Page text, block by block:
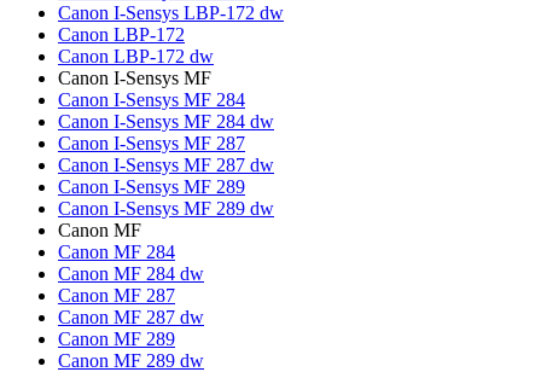
Canon I-Sensys LBP-172 dw
Canon LBP-172
Canon LBP-172 dw
Canon I-Sensys MF
Canon I-Sensys MF 284
Canon I-Sensys MF 284 dw
Canon I-Sensys MF 287
Canon I-Sensys MF 287 dw
Canon I-Sensys MF 289
Canon I-Sensys MF 289 dw
Canon MF
Canon MF 284
Canon MF 284 dw
Canon MF 287
Canon MF 287 dw
Canon MF 289
Canon MF 289 dw